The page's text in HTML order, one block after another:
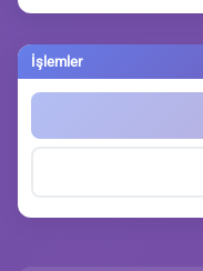
İşlemler